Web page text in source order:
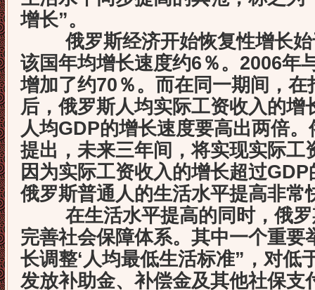
增长”。
俄罗斯经济开始恢复性增长始
该国年均增长速度约6％。2006年
增加了约70％。而在同一期间，
后，俄罗斯人均实际工资收入的增
人均GDP的增长速度要高出两倍
提出，未来三年间，将实现实际工
因为实际工资收入的增长超过GDP
俄罗斯普通人的生活水平提高非常
在生活水平提高的同时，俄罗
完善社会保障体系。其中一个重要
长调整‘人均最低生活标准”，对低
发放补助金、补偿金及其他社保支